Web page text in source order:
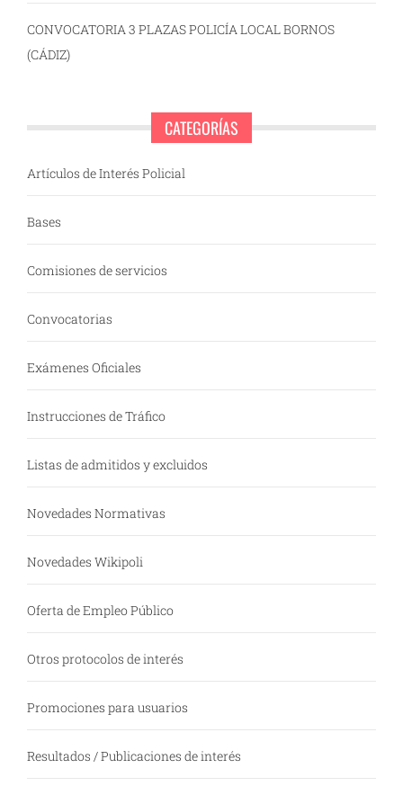
CONVOCATORIA 3 PLAZAS POLICÍA LOCAL BORNOS
(CÁDIZ)
CATEGORÍAS
Artículos de Interés Policial
Bases
Comisiones de servicios
Convocatorias
Exámenes Oficiales
Instrucciones de Tráfico
Listas de admitidos y excluidos
Novedades Normativas
Novedades Wikipoli
Oferta de Empleo Público
Otros protocolos de interés
Promociones para usuarios
Resultados / Publicaciones de interés